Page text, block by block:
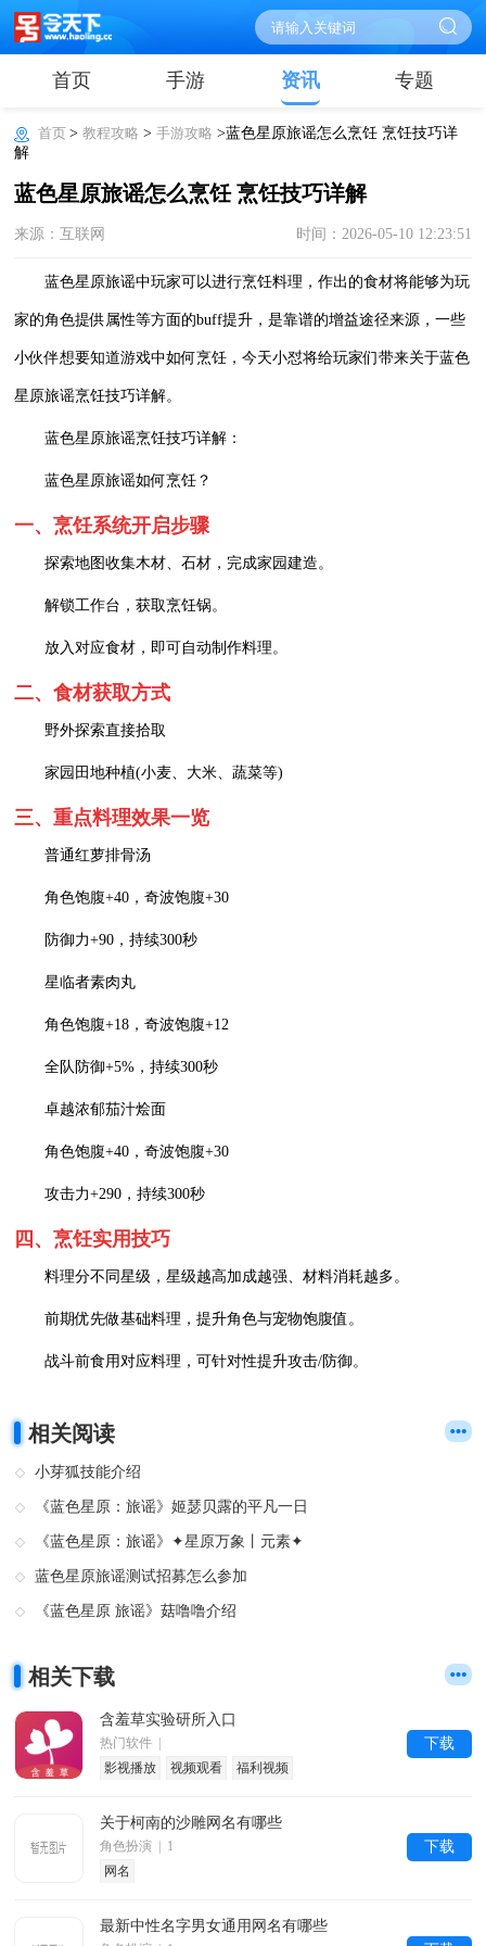
首页 手游 资讯 专题
首页>教程攻略 >手游攻略 >蓝色星原旅谣怎么烹饪 烹饪技巧详
解
蓝色星原旅谣怎么烹饪 烹饪技巧详解
来源：互联网 时间：2026-05-10 12:23:51
蓝色星原旅谣中玩家可以进行烹饪料理，作出的食材将能够为玩
家的角色提供属性等方面的buff提升，是靠谱的增益途径来源，一些
小伙伴想要知道游戏中如何烹饪，今天小怼将给玩家们带来关于蓝色
星原旅谣烹饪技巧详解。
蓝色星原旅谣烹饪技巧详解：
蓝色星原旅谣如何烹饪？
一、烹饪系统开启步骤
探索地图收集木材、石材，完成家园建造。
解锁工作台，获取烹饪锅。
放入对应食材，即可自动制作料理。
二、食材获取方式
野外探索直接拾取
家园田地种植(小麦、大米、蔬菜等)
三、重点料理效果一览
普通红萝排骨汤
角色饱腹+40，奇波饱腹+30
防御力+90，持续300秒
星临者素肉丸
角色饱腹+18，奇波饱腹+12
全队防御+5%，持续300秒
卓越浓郁茄汁烩面
角色饱腹+40，奇波饱腹+30
攻击力+290，持续300秒
四、烹饪实用技巧
料理分不同星级，星级越高加成越强、材料消耗越多。
前期优先做基础料理，提升角色与宠物饱腹值。
战斗前食用对应料理，可针对性提升攻击/防御。
相关阅读
小芽狐技能介绍
《蓝色星原：旅谣》姬瑟贝露的平凡一日
《蓝色星原：旅谣》✦星原万象丨元素✦
蓝色星原旅谣测试招募怎么参加
《蓝色星原 旅谣》菇噜噜介绍
相关下载
含羞草实验研所入口
热门软件 |
影视播放
视频观看 福利视频
下载
关于柯南的沙雕网名有哪些
角色扮演 | 1
网名
下载
最新中性名字男女通用网名有哪些